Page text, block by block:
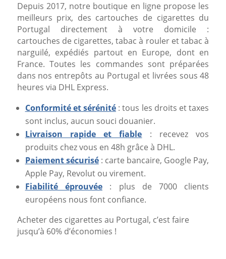
Depuis 2017, notre boutique en ligne propose les
meilleurs prix, des cartouches de cigarettes du
Portugal directement à votre domicile :
cartouches de cigarettes, tabac à rouler et tabac à
narguilé, expédiés partout en Europe, dont en
France. Toutes les commandes sont préparées
dans nos entrepôts au Portugal et livrées sous 48
heures via DHL Express.
Conformité et sérénité : tous les droits et taxes
sont inclus, aucun souci douanier.
Livraison rapide et fiable : recevez vos
produits chez vous en 48h grâce à DHL.
Paiement sécurisé: carte bancaire, Google Pay,
Apple Pay, Revolut ou virement.
Fiabilité éprouvée: plus de 7000 clients
européens nous font confiance.
Acheter des cigarettes au Portugal, c’est faire
jusqu’à 60% d’économies !